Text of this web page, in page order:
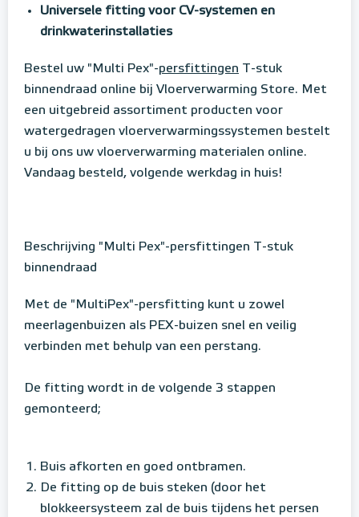
Universele fitting voor CV-systemen en
drinkwaterinstallaties
Bestel uw "Multi Pex"-persfittingen T-stuk
binnendraad online bij Vloerverwarming Store. Met
een uitgebreid assortiment producten voor
watergedragen vloerverwarmingssystemen bestelt
u bij ons uw vloerverwarming materialen online.
Vandaag besteld, volgende werkdag in huis!
Beschrijving "Multi Pex"-persfittingen T-stuk
binnendraad
Met de "MultiPex"-persfitting kunt u zowel
meerlagenbuizen als PEX-buizen snel en veilig
verbinden met behulp van een perstang.
De fitting wordt in de volgende 3 stappen
gemonteerd;
Buis afkorten en goed ontbramen.
De fitting op de buis steken (door het
blokkeersysteem zal de buis tijdens het persen